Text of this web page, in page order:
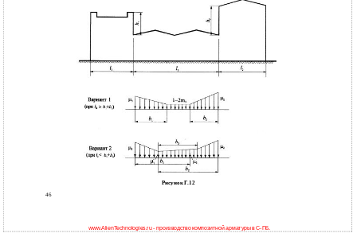
Рисунок Г.12
46
www.AlienTechnologies.ru - производство композитной арматуры в С-Пб.